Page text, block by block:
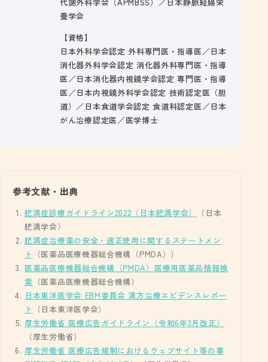
養学会
【資格】
日本外科学会認定 外科専門医・指導医／日本
消化器外科学会認定 消化器外科専門医・指導
医／日本消化器内視鏡学会認定 専門医・指導
医／日本内視鏡外科学会認定 技術認定医（胆
道）／日本食道学会認定 食道科認定医／日本
がん治療認定医／医学博士
参考文献・出典
肥満症診療ガイドライン2022（日本肥満学会）
（日本
肥満学会）
肥満症治療薬の安全・適正使用に関するステートメン
ト
（医薬品医療機器総合機構（PMDA））
医薬品医療機器総合機構（PMDA）医療用医薬品情報検
索 （医薬品医療機器総合機構）
日本東洋医学会 EBM委員会 漢方治療エビデンスレポー
ト
（日本東洋医学会）
厚生労働省 医療広告ガイドライン（令和6年3月改正）
（厚生労働省）
厚生労働省 医療広告規制におけるウェブサイト等の事